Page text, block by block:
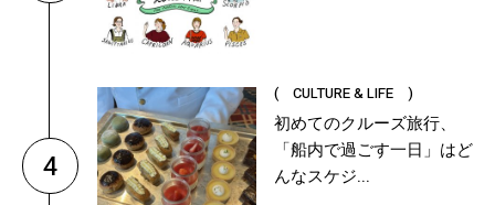
4
( CULTURE & LIFE )
初めてのクルーズ旅行、
「船内で過ごす一日」はど
んなスケジ...